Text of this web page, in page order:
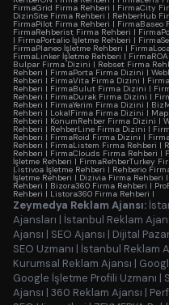
FirmaGrid Firma Rehberi | FirmaCity
DizinSite Firma Rehberi | RehberHub
FirmaPilot Firma Rehberi | FirmaBaseo
FirmaRehberist Firma Rehberi |
| FirmaPortalio İşletme Rehberi |
FirmaPlaneo İşletme Rehberi |
FirmaLinker İşletme Rehberi |
Bulpar Firma Dizini | Rebset Firma
Rehberi | FirmaPorta Firma Dizini |
Rehberi | FirmaVita Firma Dizini |
Rehberi | FirmaBulut Firma Dizini |
Rehberi | FirmaDurak Firma Dizini |
Rehberi | FirmaYerim Firma Dizini |
Rehberi | LokalFirma Firma Dizini |
Rehberi | KonumRehber Firma Dizini |
Rehberi | RehberLine Firma Dizini |
Rehberi | FirmaRoid Firma Dizini |
Rehberi | FirmaListem Firma Rehberi |
Rehberi | FirmaClouds Firma Rehberi |
İşletme Rehberi | FirmaRehberTurkey
Listivoa İşletme Rehberi | Rehberio
İşletme Rehberi | Dizivia Firma Rehberi |
Rehberi | Bizora360 Firma Rehberi |
Rehberi | Listora360 Firma Rehberi |
Zeymedya Reklam Ajansı:
Ajansları | İstanbul Reklam
Ajansı | SEO Ajansı | Dijital
SEO Uzmanı | İstanbul Reklam
Kurumsal Reklam Ajansı |
Google İşletme Profili Uzmanı |
Ajansı | 360 Reklam Ajansı |